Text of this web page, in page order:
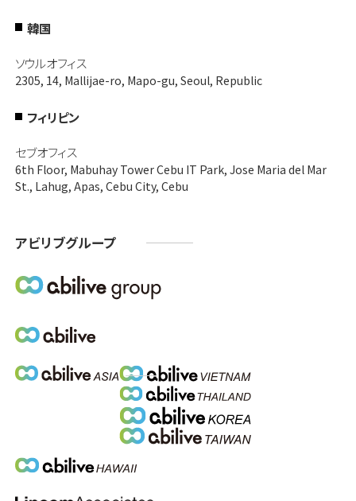
韓国
ソウルオフィス
2305, 14, Mallijae-ro, Mapo-gu, Seoul, Republic
フィリピン
セブオフィス
6th Floor, Mabuhay Tower Cebu IT Park, Jose Maria del Mar
St., Lahug, Apas, Cebu City, Cebu
アビリブグループ